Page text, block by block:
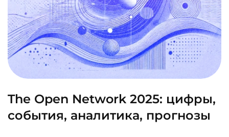
The Open Network 2025: цифры,
события, аналитика, прогнозы